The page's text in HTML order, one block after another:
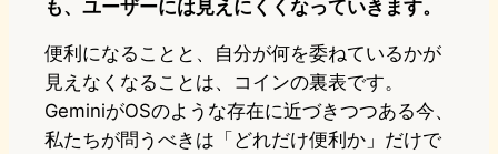
も、ユーザーには見えにくくなっていきます。
便利になることと、自分が何を委ねているかが
見えなくなることは、コインの裏表です。
GeminiがOSのような存在に近づきつつある今、
私たちが問うべきは「どれだけ便利か」だけで